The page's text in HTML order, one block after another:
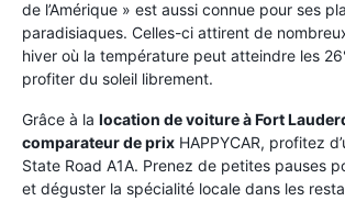
de l’Amérique » est aussi connue pour ses
paradisiaques. Celles-ci attirent de
hiver où la température peut atteindre les
profiter du soleil librement.
Grâce à la location de voiture à Fort
comparateur de prix HAPPYCAR, profitez
State Road A1A. Prenez de petites pauses
et déguster la spécialité locale dans les